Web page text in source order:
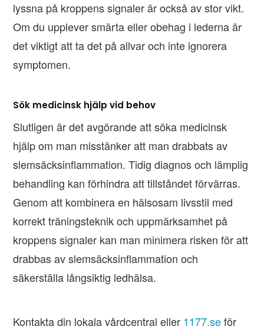
lyssna på kroppens signaler är också av stor vikt.
Om du upplever smärta eller obehag i lederna är
det viktigt att ta det på allvar och inte ignorera
symptomen.
Sök medicinsk hjälp vid behov
Slutligen är det avgörande att söka medicinsk
hjälp om man misstänker att man drabbats av
slemsäcksinflammation. Tidig diagnos och lämplig
behandling kan förhindra att tillståndet förvärras.
Genom att kombinera en hälsosam livsstil med
korrekt träningsteknik och uppmärksamhet på
kroppens signaler kan man minimera risken för att
drabbas av slemsäcksinflammation och
säkerställa långsiktig ledhälsa.
Kontakta din lokala vårdcentral eller 1177.seför